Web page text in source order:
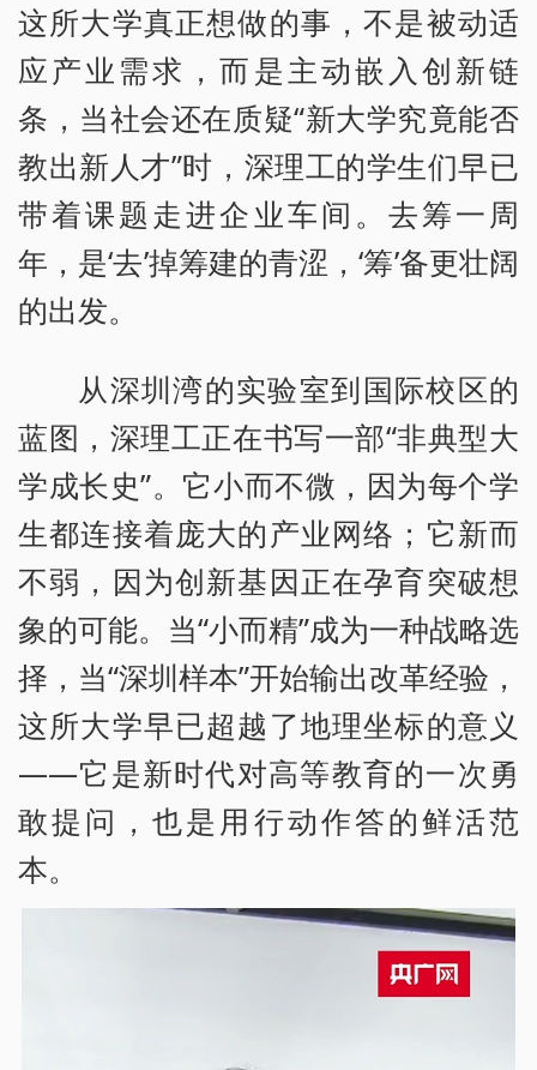
这所大学真正想做的事，不是被动适
应产业需求，而是主动嵌入创新链
条，当社会还在质疑“新大学究竟能否
教出新人才”时，深理工的学生们早已
带着课题走进企业车间。去筹一周
年，是‘去’掉筹建的青涩，‘筹’备更壮阔
的出发。
从深圳湾的实验室到国际校区的
蓝图，深理工正在书写一部“非典型大
学成长史”。它小而不微，因为每个学
生都连接着庞大的产业网络；它新而
不弱，因为创新基因正在孕育突破想
象的可能。当“小而精”成为一种战略选
择，当“深圳样本”开始输出改革经验，
这所大学早已超越了地理坐标的意义
——它是新时代对高等教育的一次勇
敢提问，也是用行动作答的鲜活范
本。